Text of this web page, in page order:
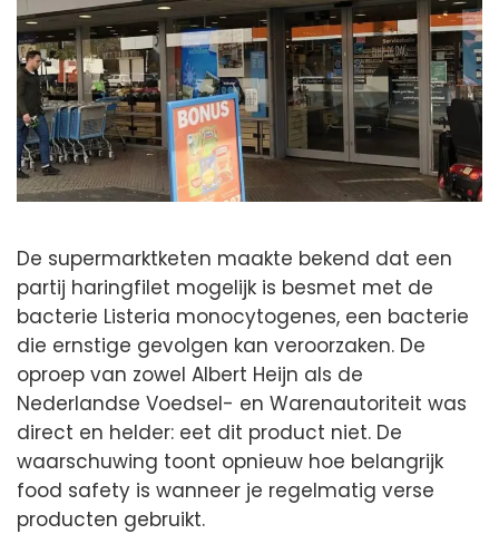
De supermarktketen maakte bekend dat een
partij haringfilet mogelijk is besmet met de
bacterie Listeria monocytogenes, een bacterie
die ernstige gevolgen kan veroorzaken. De
oproep van zowel Albert Heijn als de
Nederlandse Voedsel- en Warenautoriteit was
direct en helder: eet dit product niet. De
waarschuwing toont opnieuw hoe belangrijk
food safety is wanneer je regelmatig verse
producten gebruikt.